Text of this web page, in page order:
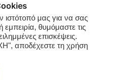
ιστότοπό μας για να σας
θυμόμαστε τις
επισκέψεις.
αποδέχεστε τη χρήση